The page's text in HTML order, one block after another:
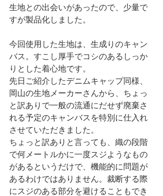
生地との出会いがあったので、少量で
すが製品化しました。
今回使用した生地は、生成りのキャン
バス。すこし厚手でコシのあるしっか
りとした着心地です。
先日ご紹介したデニムキャップ同様、
岡山の生地メーカーさんから、ちょっ
と訳ありで一般の流通にだせず廃棄さ
れる予定のキャンバスを特別に仕入れ
させていただきました。
ちょっと訳ありと言っても、織の段階
で何メートルかに一度スジようなもの
があるというだけで、機能的に問題が
あるわけではありません。裁断する際
にスジのある部分を避けることもでき